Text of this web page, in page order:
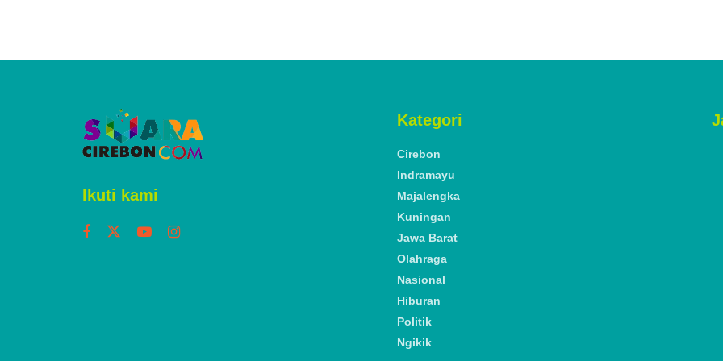
Ikuti kami
Kategori
Cirebon
Indramayu
Majalengka
Kuningan
Jawa Barat
Olahraga
Nasional
Hiburan
Politik
Ngikik